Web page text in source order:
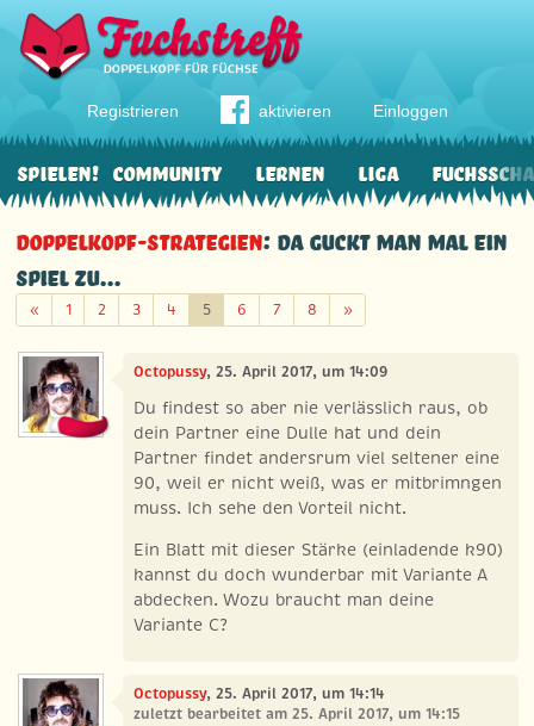
Registrieren aktivieren Einloggen
Community Lernen Liga
Spielen!
Doppelkopf-Strategien: Da guckt man mal ein
Spiel zu...
«Zurück
1 2 3 4 5 6 7 8 »Weiter
Octopussy, 25. April 2017, um 14:09
Du findest so aber nie verlässlich raus, ob
dein Partner eine Dulle hat und dein
Partner findet andersrum viel seltener eine
90, weil er nicht weiß, was er mitbrimngen
muss. Ich sehe den Vorteil nicht.
Ein Blatt mit dieser Stärke (einladende k90)
kannst du doch wunderbar mit Variante A
abdecken. Wozu braucht man deine
Variante C?
Octopussy, 25. April 2017, um 14:14
zuletzt bearbeitet am 25. April 2017, um 14:15